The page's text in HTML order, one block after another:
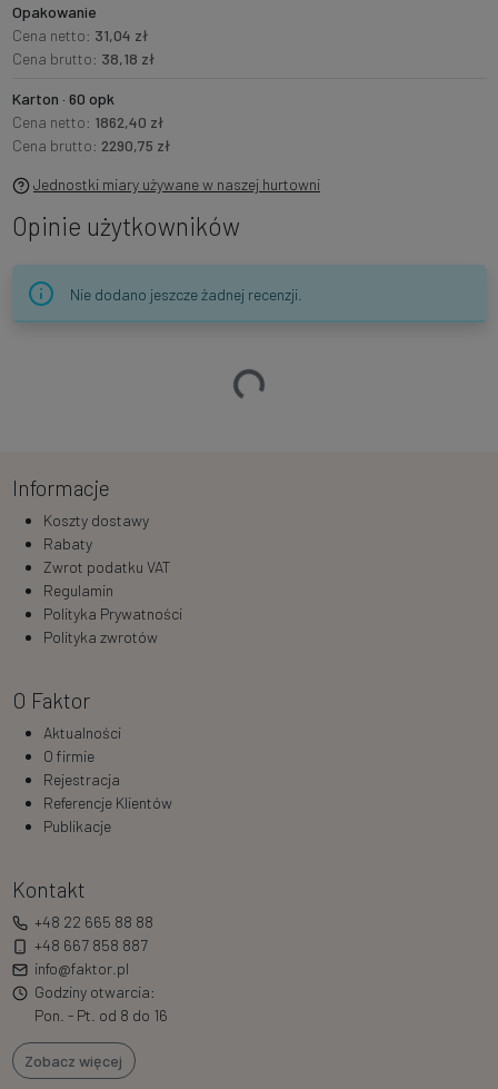
Opakowanie
Cena netto: 31,04 zł
Cena brutto: 38,18 zł
Karton · 60 opk
Cena netto: 1862,40 zł
Cena brutto: 2290,75 zł
Jednostki miary używane w naszej hurtowni
Opinie użytkowników
Nie dodano jeszcze żadnej recenzji.
Ładowanie…
Informacje
Koszty dostawy
Rabaty
Zwrot podatku VAT
Regulamin
Polityka Prywatności
Polityka zwrotów
O Faktor
Aktualności
O firmie
Rejestracja
Referencje Klientów
Publikacje
Kontakt
+48 22 665 88 88
+48 667 858 887
info@faktor.pl
Godziny otwarcia:
Pon. - Pt. od 8 do 16
Zobacz więcej